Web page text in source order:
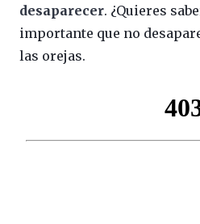
desaparecer. ¿Quieres
importante que no
las orejas.